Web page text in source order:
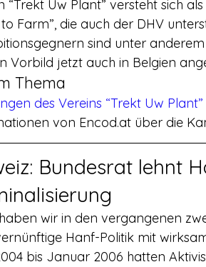
Farm”, die auch der DHV
sind unter
Vorbild jetzt auch in Belgien
Thema
des Vereins “Trekt Uw Plant”
von Encod.at über die
Bundesrat lehnt
wir in den vergangenen
Hanf-Politik mit
bis Januar 2006 hatten